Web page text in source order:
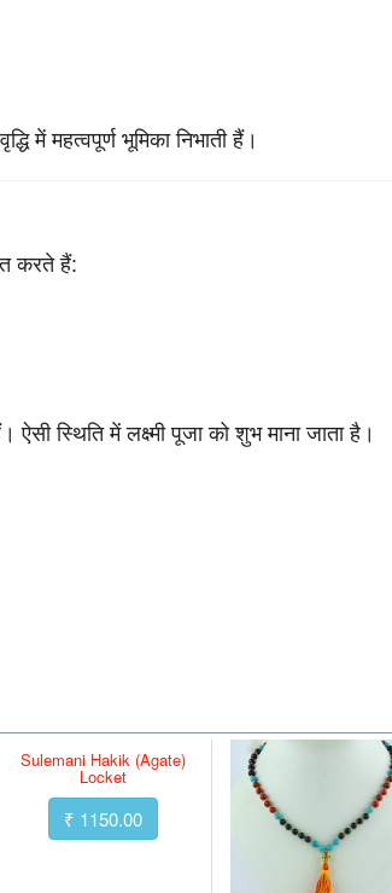
में महत्वपूर्ण भूमिका निभाती हैं।
करते हैं:
स्थिति में लक्ष्मी पूजा को शुभ माना जाता है।
Sulemani Hakik (Agate)
Locket
₹ 1150.00